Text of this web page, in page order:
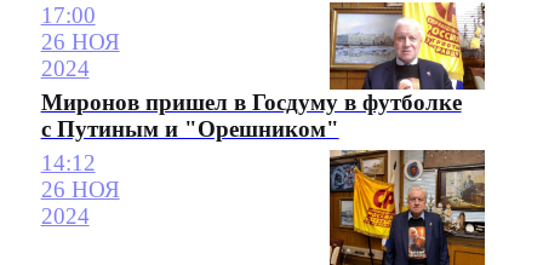
17:00
26 НОЯ
2024
Миронов пришел в Госдуму в футболке
с Путиным и "Орешником"
14:12
26 НОЯ
2024